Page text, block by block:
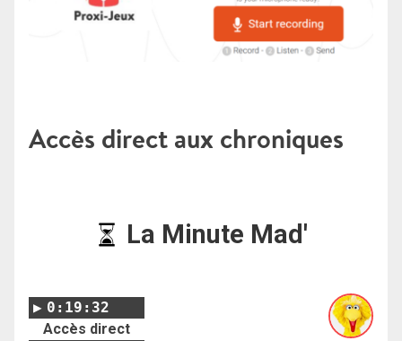
Accès direct aux chroniques
La Minute Mad'
0:19:32
Accès direct